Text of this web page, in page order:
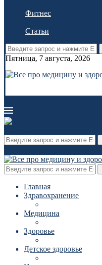
Фитнес
Статьи
Пятница, 7 августа, 2026
Главная
Здравохранение
Медицина
Здоровье
Детское здоровье